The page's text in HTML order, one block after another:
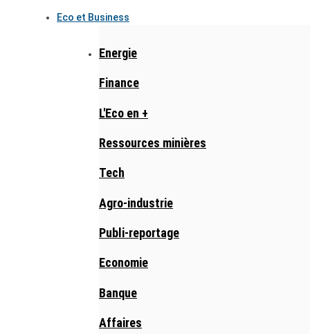
Eco et Business
Energie
Finance
L'Eco en +
Ressources minières
Tech
Agro-industrie
Publi-reportage
Economie
Banque
Affaires